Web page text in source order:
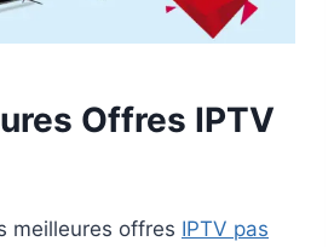
Offres IPTV
meilleures offres IPTV pas